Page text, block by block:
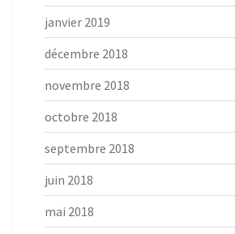
janvier 2019
décembre 2018
novembre 2018
octobre 2018
septembre 2018
juin 2018
mai 2018